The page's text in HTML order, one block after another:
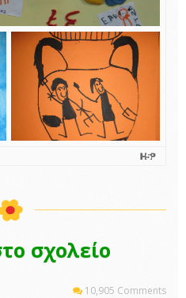
σχολείο
10,905 Comments